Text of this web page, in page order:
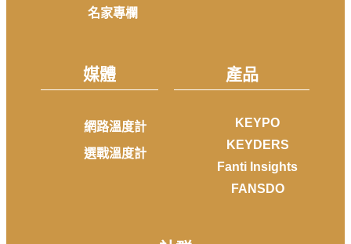
名家專欄
媒體
網路溫度計
選戰溫度計
產品
KEYPO
KEYDERS
Fanti Insights
FANSDO